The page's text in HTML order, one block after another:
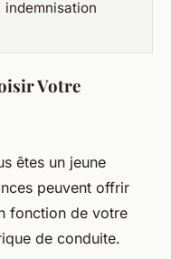
indemnisation
Votre
êtes un jeune
peuvent offrir
fonction de votre
de conduite.